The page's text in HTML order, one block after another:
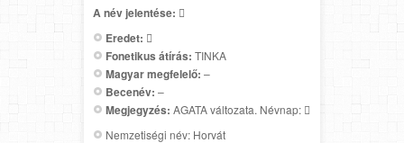
A név jelentése: 
Eredet: 
Fonetikus átírás: TINKA
Magyar megfelelő: –
Becenév: –
Megjegyzés: AGATA változata. Névnap: 
Nemzetiségi név: Horvát